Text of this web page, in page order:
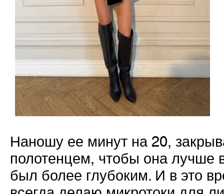
Наношу ее минут на 20,
полотенцем, чтобы она лучше
был более глубоким. И в это